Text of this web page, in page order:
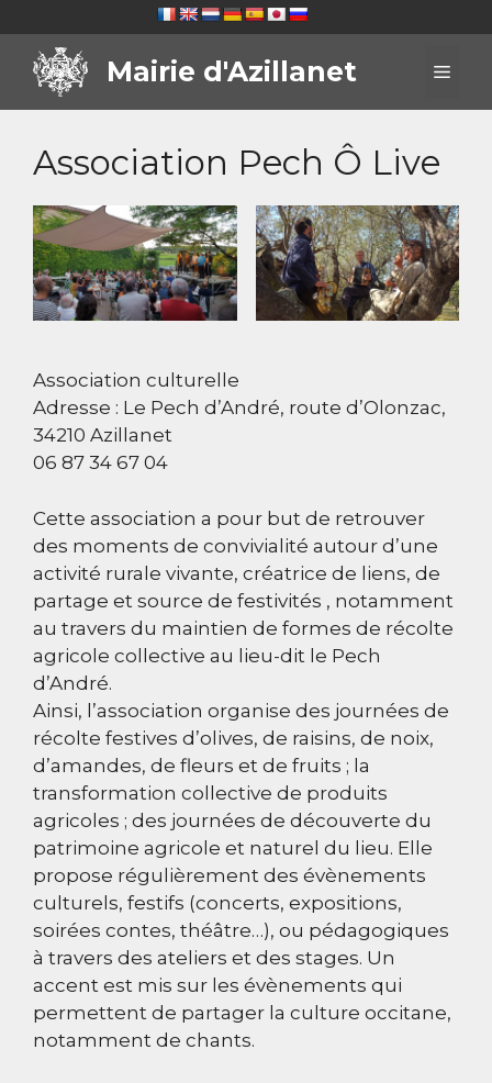
au
contenu
Mairie d'Azillanet
Association Pech Ô Live
Association culturelle
Adresse : Le Pech d’André, route d’Olonzac,
34210 Azillanet
06 87 34 67 04
Cette association a pour but de retrouver
des moments de convivialité autour d’une
activité rurale vivante, créatrice de liens, de
partage et source de festivités , notamment
au travers du maintien de formes de récolte
agricole collective au lieu-dit le Pech
d’André.
Ainsi, l’association organise des journées de
récolte festives d’olives, de raisins, de noix,
d’amandes, de fleurs et de fruits ; la
transformation collective de produits
agricoles ; des journées de découverte du
patrimoine agricole et naturel du lieu. Elle
propose régulièrement des évènements
culturels, festifs (concerts, expositions,
soirées contes, théâtre…), ou pédagogiques
à travers des ateliers et des stages. Un
accent est mis sur les évènements qui
permettent de partager la culture occitane,
notamment de chants.